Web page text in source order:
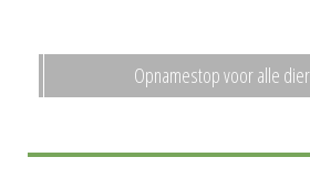
Opnamestop voor alle